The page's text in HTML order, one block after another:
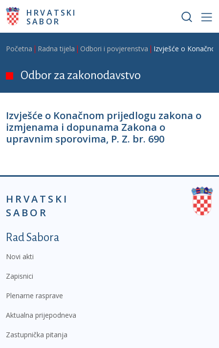
Skoči na glavni sadržaj
HRVATSKI
SABOR
Breadcrumb
Početna Radna tijela Odbori i povjerenstva Izvješće o
Odbor za zakonodavstvo
Izvješće o Konačnom prijedlogu zakona o
izmjenama i dopunama Zakona o
upravnim sporovima, P. Z. br. 690
HRVATSKI
SABOR
Podnožje prvi izbornik
Rad Sabora
Novi akti
Zapisnici
Plenarne rasprave
Aktualna prijepodneva
Zastupnička pitanja